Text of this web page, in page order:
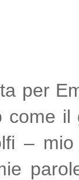
per
come
–